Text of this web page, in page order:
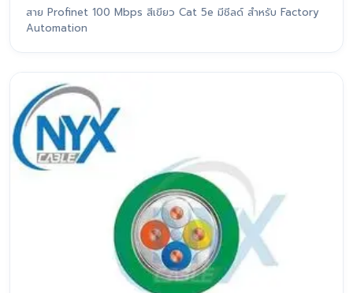
สาย Profinet 100 Mbps สีเขียว Cat 5e มีชีลด์ สำหรับ Factory
Automation